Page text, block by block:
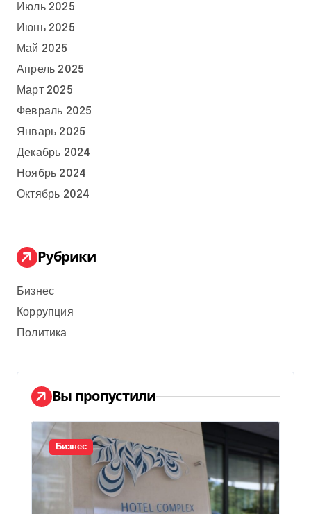
Июль 2025
Июнь 2025
Май 2025
Апрель 2025
Март 2025
Февраль 2025
Январь 2025
Декабрь 2024
Ноябрь 2024
Октябрь 2024
Рубрики
Бизнес
Коррупция
Политика
Вы пропустили
Бизнес